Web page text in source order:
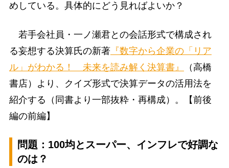
めしている。具体的にどう見ればよいか？
若手会社員・一ノ瀬君との会話形式で構成され
る妄想する決算氏の新著『数字から企業の「リア
ル」がわかる！ 未来を読み解く決算書』
（高橋
書店）より、クイズ形式で決算データの活用法を
紹介する（同書より一部抜粋・再構成）。【前後
編の前編】
問題：100均とスーパー、インフレで好調な
のは？